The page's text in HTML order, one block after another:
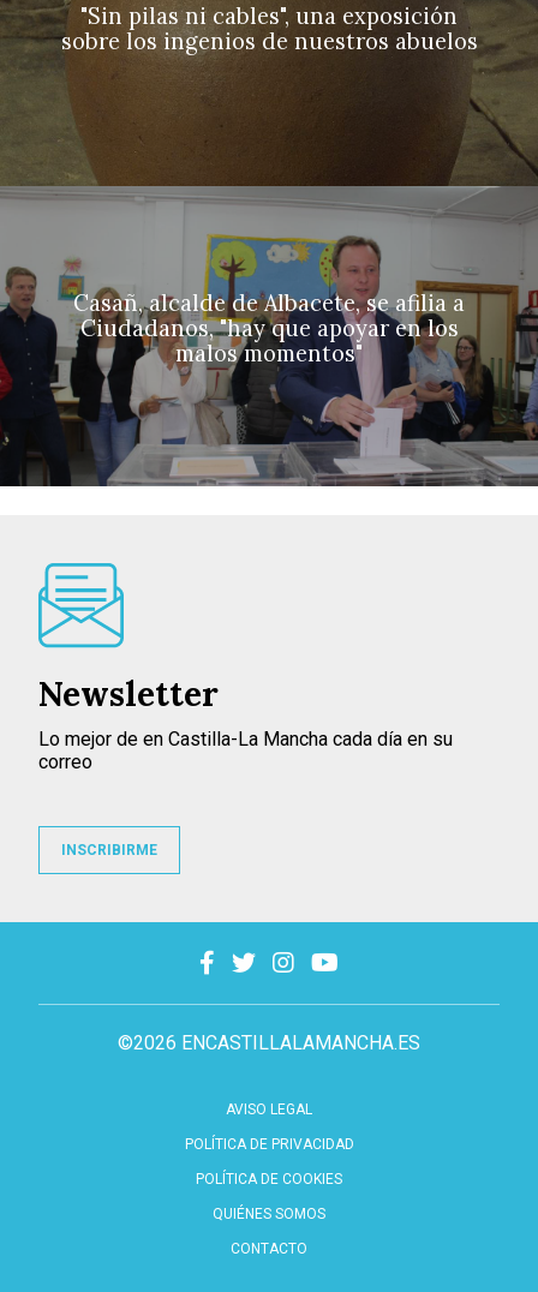
"Sin pilas ni cables", una exposición
sobre los ingenios de nuestros abuelos
Casañ, alcalde de Albacete, se afilia a
Ciudadanos, "hay que apoyar en los
malos momentos"
©2026 ENCASTILLALAMANCHA.ES
AVISO LEGAL
POLÍTICA DE PRIVACIDAD
POLÍTICA DE COOKIES
QUIÉNES SOMOS
CONTACTO
Newsletter
Lo mejor de en Castilla-La Mancha cada día en su
correo
INSCRIBIRME